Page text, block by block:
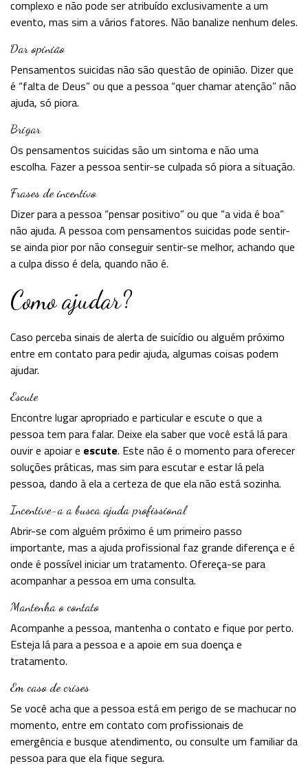
complexo e não pode ser atribuído exclusivamente a um
evento, mas sim a vários fatores. Não banalize nenhum deles.
Dar opinião
Pensamentos suicidas não são questão de opinião. Dizer que
é “falta de Deus” ou que a pessoa “quer chamar atenção” não
ajuda, só piora.
Brigar
Os pensamentos suicidas são um sintoma e não uma
escolha. Fazer a pessoa sentir-se culpada só piora a situação.
Frases de incentivo
Dizer para a pessoa “pensar positivo” ou que “a vida é boa”
não ajuda. A pessoa com pensamentos suicidas pode sentir-
se ainda pior por não conseguir sentir-se melhor, achando que
a culpa disso é dela, quando não é.
Como ajudar?
Caso perceba sinais de alerta de suicídio ou alguém próximo
entre em contato para pedir ajuda, algumas coisas podem
ajudar.
Escute
Encontre lugar apropriado e particular e escute o que a
pessoa tem para falar. Deixe ela saber que você está lá para
ouvir e apoiar e escute. Este não é o momento para oferecer
soluções práticas, mas sim para escutar e estar lá pela
pessoa, dando à ela a certeza de que ela não está sozinha.
Incentive-a a busca ajuda profissional
Abrir-se com alguém próximo é um primeiro passo
importante, mas a ajuda profissional faz grande diferença e é
onde é possível iniciar um tratamento. Ofereça-se para
acompanhar a pessoa em uma consulta.
Mantenha o contato
Acompanhe a pessoa, mantenha o contato e fique por perto.
Esteja lá para a pessoa e a apoie em sua doença e
tratamento.
Em caso de crises
Se você acha que a pessoa está em perigo de se machucar no
momento, entre em contato com profissionais de
emergência e busque atendimento, ou consulte um familiar da
pessoa para que ela fique segura.